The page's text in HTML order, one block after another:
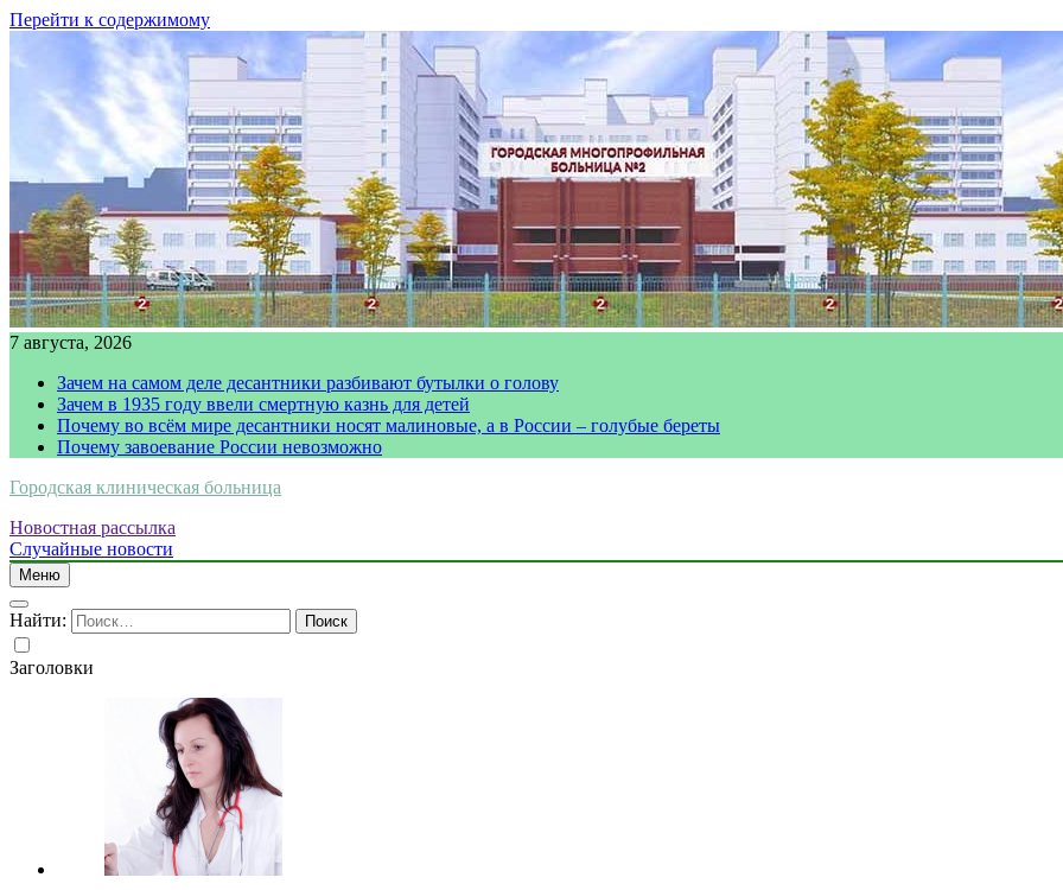
Перейти к содержимому
7 августа, 2026
Зачем на самом деле десантники разбивают бутылки о голову
Зачем в 1935 году ввели смертную казнь для детей
Почему во всём мире десантники носят малиновые, а в России – голубые береты
Почему завоевание России невозможно
Городская клиническая больница
Новостная рассылка
Случайные новости
Меню
Найти:
Заголовки